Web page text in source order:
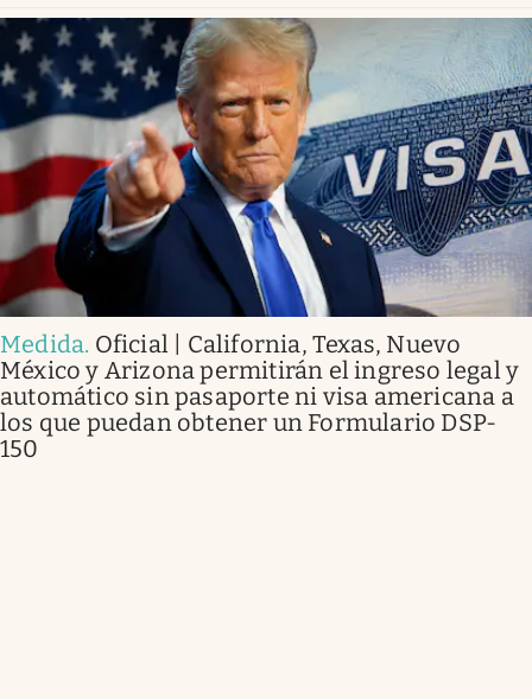
Medida. Oficial | California, Texas, Nuevo
México y Arizona permitirán el ingreso legal y
automático sin pasaporte ni visa americana a
los que puedan obtener un Formulario DSP-
150